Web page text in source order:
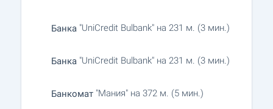
Банка "UniCredit Bulbank" на 231 м. (3 мин.)
Банка "UniCredit Bulbank" на 231 м. (3 мин.)
Банкомат "Мания" на 372 м. (5 мин.)